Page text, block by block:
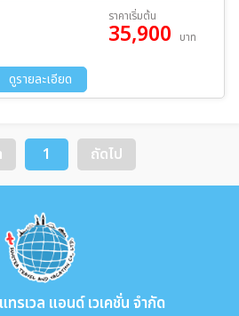
21 ส.ค. 69 - 23 ส.ค. 69
09 ต.ค. 69 - 11 ต.ค. 69
22 ต.ค. 69 - 24 ต.ค. 69
06 พ.ย. 69 - 08 พ.ย. 69
27 พ.ย. 69 - 29 พ.ย. 69
ราคาเริ่มต้น
35,900 บาท
ดูรายละเอียด
1 ถัดไป
รเวล แอนด์ เวเคชั่น จำกัด